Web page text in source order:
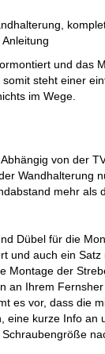
und das
steht einer
im Wege.
von der
Wandhalterung
mehr als
Dübel für die
und auch ein
Montage der
an Ihrem Fernsher
es vor, dass die
eine kurze Info an